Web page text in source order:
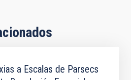
a Escalas de Parsecs